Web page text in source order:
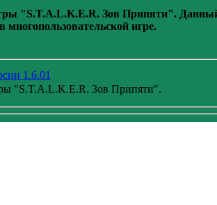
"S.T.A.L.K.E.R. Зов Припяти".
многопользовательской игре.
1.6.01
"S.T.A.L.K.E.R. Зов Припяти".